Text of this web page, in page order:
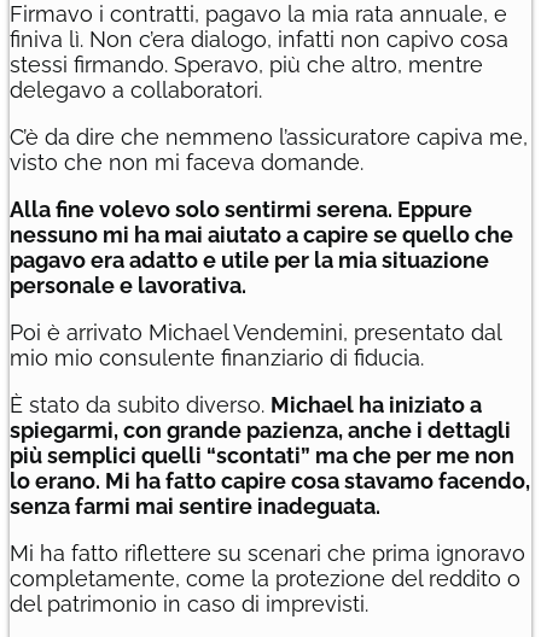
Firmavo i contratti, pagavo la mia rata annuale, e
finiva lì. Non c’era dialogo, infatti non capivo cosa
stessi firmando. Speravo, più che altro, mentre
delegavo a collaboratori.
C’è da dire che nemmeno l’assicuratore capiva me,
visto che non mi faceva domande.
Alla fine volevo solo sentirmi serena. Eppure
nessuno mi ha mai aiutato a capire se quello che
pagavo era adatto e utile per la mia situazione
personale e lavorativa.
Poi è arrivato Michael Vendemini, presentato dal
mio mio consulente finanziario di fiducia.
È stato da subito diverso. Michael ha iniziato a
spiegarmi, con grande pazienza, anche i dettagli
più semplici quelli “scontati” ma che per me non
lo erano. Mi ha fatto capire cosa stavamo facendo,
senza farmi mai sentire inadeguata.
Mi ha fatto riflettere su scenari che prima ignoravo
completamente, come la protezione del reddito o
del patrimonio in caso di imprevisti.